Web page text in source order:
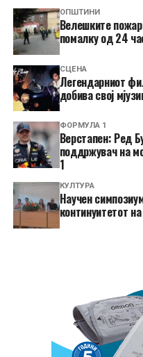
ОПШТИНИ
Велешките
помалку од 24
СЦЕНА
Легендарниот
добива свој
ФОРМУЛА 1
Верстапен: Ред
поддржувач на
1
КУЛТУРА
Научен
континуитетот